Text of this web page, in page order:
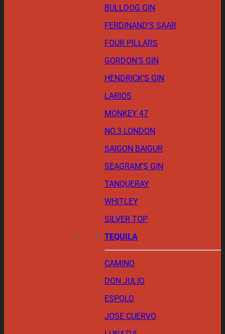
BULLDOG GIN
FERDINAND’S SAAR
FOUR PILLARS
GORDON’S GIN
HENDRICK’S GIN
LARIOS
MONKEY 47
NO.3 LONDON
SAIGON BAIGUR
SEAGRAM’S GIN
TANQUERAY
WHITLEY
SILVER TOP
TEQUILA
CAMINO
DON JULIO
ESPOLO
JOSE CUERVO